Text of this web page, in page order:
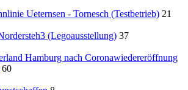
Ueternsen - Tornesch (Testbetrieb) 21
(Legoausstellung) 37
Hamburg nach Coronawiedereröffnung
60